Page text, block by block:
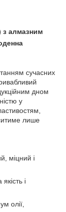
з алмазним
сучасних
дном
у
лише
міцний і
і
олії,